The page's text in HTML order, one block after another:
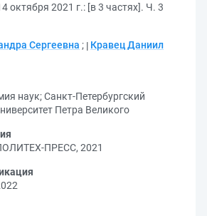
октября 2021 г.: [в 3 частях]. Ч. 3
Сергеевна ;
Кравец Даниил
наук;Санкт-Петербургский
Петра Великого
ПРЕСС, 2021